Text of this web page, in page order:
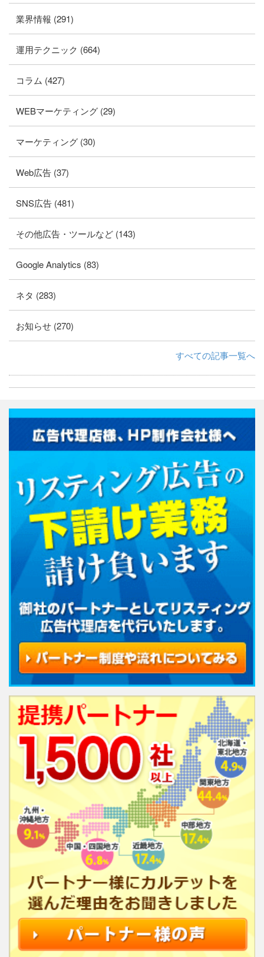
業界情報 (291)
運用テクニック (664)
コラム (427)
WEBマーケティング (29)
マーケティング (30)
Web広告 (37)
SNS広告 (481)
その他広告・ツールなど (143)
Google Analytics (83)
ネタ (283)
お知らせ (270)
すべての記事一覧へ